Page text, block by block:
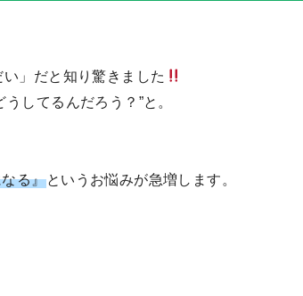
」だと知り驚きました
してるんだろう？”と。
る』というお悩みが急増します。